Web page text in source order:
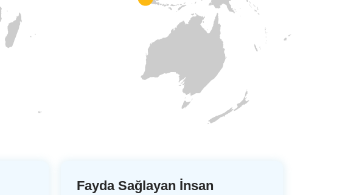
Fayda Sağlayan İnsan